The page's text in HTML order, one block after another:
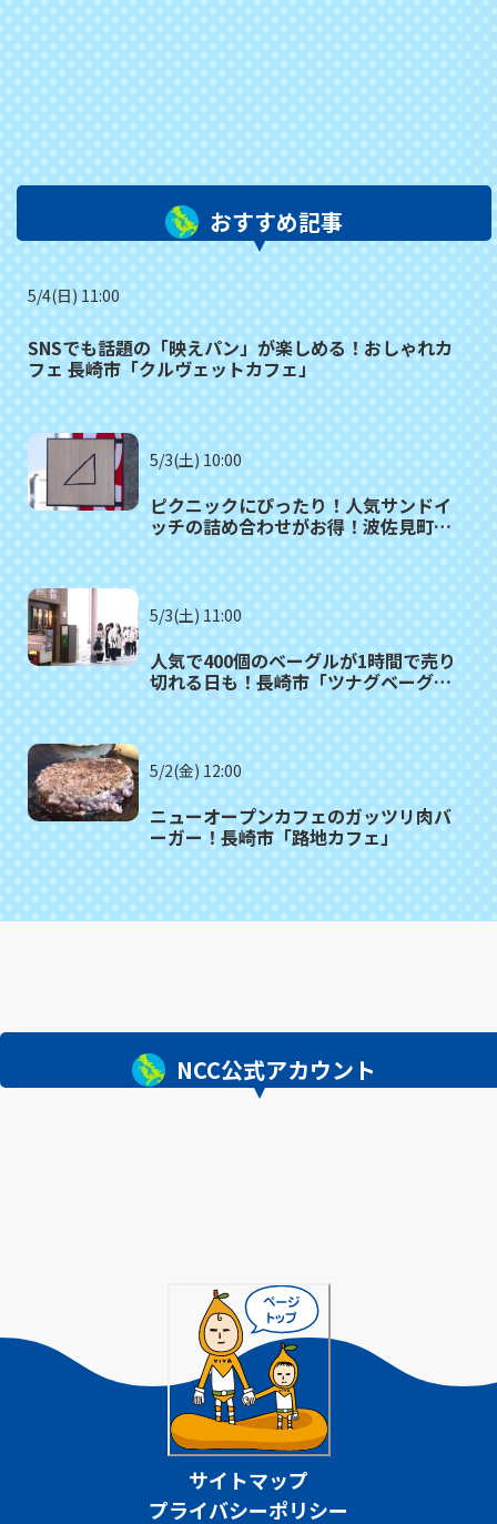
おすすめ記事
5/4(日) 11:00
SNSでも話題の「映えパン」が楽しめる！おしゃれカ
フェ 長崎市「クルヴェットカフェ」
5/3(土) 10:00
ピクニックにぴったり！人気サンドイ
ッチの詰め合わせがお得！波佐見町
5/3(土) 11:00
人気で400個のベーグルが1時間で売り
切れる日も！長崎市「ツナグベーグ
5/2(金) 12:00
ニューオープンカフェのガッツリ肉バ
ーガー！長崎市「路地カフェ」
NCC公式アカウント
サイトマップ
プライバシーポリシー